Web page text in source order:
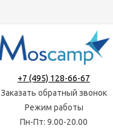
+7 (495) 128-66-67
Заказать обратный звонок
Режим работы
Пн-Пт: 9.00-20.00